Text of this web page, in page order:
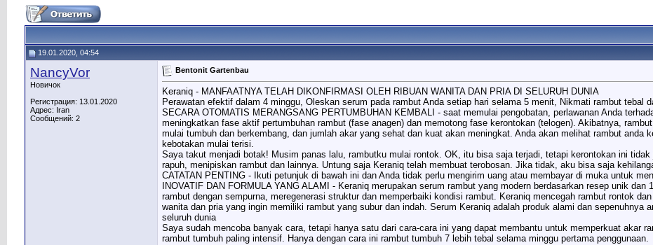
19.01.2020, 04:54
NancyVor
Новичок
Регистрация: 13.01.2020
Адрес: Iran
Сообщений: 2
Bentonit Gartenbau
Keraniq - MANFAATNYA TELAH DIKONFIRMASI OLEH RIBUAN WANITA DAN PRIA DI SELURUH DUNIA
Perawatan efektif dalam 4 minggu, Oleskan serum pada rambut Anda setiap hari selama 5 menit, Nikmati rambut tebal
SECARA OTOMATIS MERANGSANG PERTUMBUHAN KEMBALI - saat memulai pengobatan, perlawanan Anda
meningkatkan fase aktif pertumbuhan rambut (fase anagen) dan memotong fase kerontokan (telogen). Akibatnya,
mulai tumbuh dan berkembang, dan jumlah akar yang sehat dan kuat akan meningkat. Anda akan melihat rambut anda
kebotakan mulai terisi.
Saya takut menjadi botak! Musim panas lalu, rambutku mulai rontok. OK, itu bisa saja terjadi, tetapi kerontokan ini
rapuh, menipiskan rambut dan lainnya. Untung saja Keraniq telah membuat terobosan. Jika tidak, aku bisa saja
CATATAN PENTING - Ikuti petunjuk di bawah ini dan Anda tidak perlu mengirim uang atau membayar di muka untuk
INOVATIF DAN FORMULA YANG ALAMI - Keraniq merupakan serum rambut yang modern berdasarkan resep unik
rambut dengan sempurna, meregenerasi struktur dan memperbaiki kondisi rambut. Keraniq mencegah rambut rontok
wanita dan pria yang ingin memiliki rambut yang subur dan indah. Serum Keraniq adalah produk alami dan sepenuhnya
seluruh dunia
Saya sudah mencoba banyak cara, tetapi hanya satu dari cara-cara ini yang dapat membantu untuk memperkuat akar
rambut tumbuh paling intensif. Hanya dengan cara ini rambut tumbuh 7 lebih tebal selama minggu pertama penggunaan.